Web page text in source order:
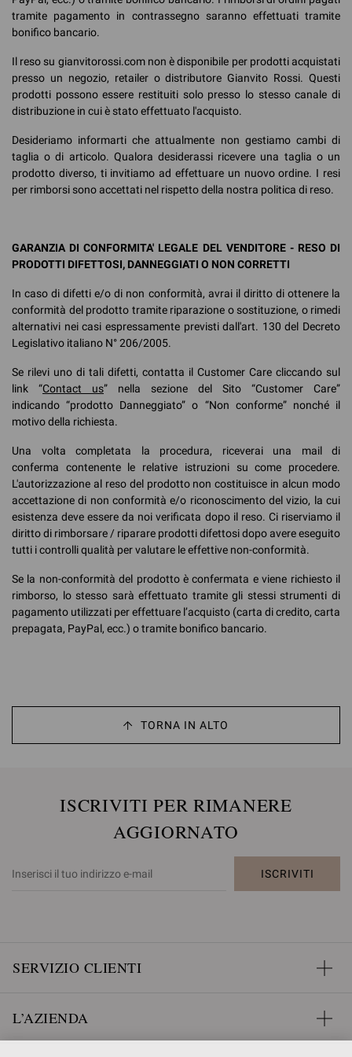
tramite pagamento in contrassegno saranno effettuati tramite
bonifico bancario.
Il reso su gianvitorossi.com non è disponibile per prodotti acquistati
presso un negozio, retailer o distributore Gianvito Rossi. Questi
prodotti possono essere restituiti solo presso lo stesso canale di
distribuzione in cui è stato effettuato l'acquisto.
Desideriamo informarti che attualmente non gestiamo cambi di
taglia o di articolo. Qualora desiderassi ricevere una taglia o un
prodotto diverso, ti invitiamo ad effettuare un nuovo ordine. I resi
per rimborsi sono accettati nel rispetto della nostra politica di reso.
GARANZIA DI CONFORMITA' LEGALE DEL VENDITORE - RESO DI
PRODOTTI DIFETTOSI, DANNEGGIATI O NON CORRETTI
In caso di difetti e/o di non conformità, avrai il diritto di ottenere la
conformità del prodotto tramite riparazione o sostituzione, o rimedi
alternativi nei casi espressamente previsti dall'art. 130 del Decreto
Legislativo italiano N° 206/2005.
Se rilevi uno di tali difetti, contatta il Customer Care cliccando sul
link “Contact us” nella sezione del Sito “Customer Care”
indicando “prodotto Danneggiato” o “Non conforme” nonché il
motivo della richiesta.
Una volta completata la procedura, riceverai una mail di
conferma contenente le relative istruzioni su come procedere.
L'autorizzazione al reso del prodotto non costituisce in alcun modo
accettazione di non conformità e/o riconoscimento del vizio, la cui
esistenza deve essere da noi verificata dopo il reso. Ci riserviamo il
diritto di rimborsare / riparare prodotti difettosi dopo avere eseguito
tutti i controlli qualità per valutare le effettive non-conformità.
Se la non-conformità del prodotto è confermata e viene richiesto il
rimborso, lo stesso sarà effettuato tramite gli stessi strumenti di
pagamento utilizzati per effettuare l’acquisto (carta di credito, carta
prepagata, PayPal, ecc.) o tramite bonifico bancario.
TORNA IN ALTO
ISCRIVITI PER RIMANERE
AGGIORNATO
ISCRIVITI
SERVIZIO CLIENTI
L’AZIENDA